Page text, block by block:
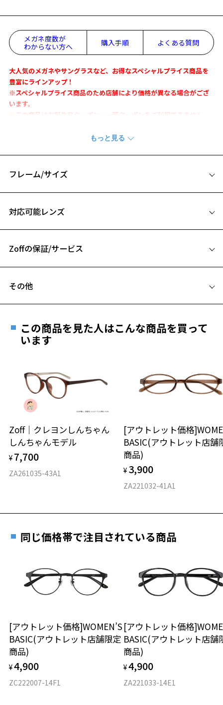
お気に入りリストは
メガネ度数が
わからない方へ
購入手順 よくある質問
大人気のメガネやサングラスなど、お得なスペシャルプライス商品を
豊富にラインアップ！
※スペシャルプライス商品のため店舗により価格が異なる場合がござ
います。
※この商品はお誕生日クーポン、一部クーポンをご利用できません。
細めシルエットでマルチに使いやすいメタルフレーム
『SUPER LIGHT METAL』
【デザイン】
耳と鼻にかかる重量負担が均等になるようなデザインになっていま
リムを可能な限り細くし、かけた時に自然な印象になるよう設計。
ほどよいサイズ感で、手元用や初めてメガネを使う方にもおすすめで
ZY232003-14F1：マルチに使える定番のブラック。
ZY232003-81F1：上品な雰囲気のパープル。
【スタイリングポイント】
知的でスマートな印象を演出してくれるスクエアフレームはビジネス
シーンには特におすすめです。
※この商品は一部店舗で販売している商品になります。
WOMEN’S BASIC 特集ページをみる
フレーム/サイズ
B ブリッジ(鼻部分)の横幅：17mm
お持ちのZoffメガネサイズを確認するには？
仕上がり寸法
D 仕上がりの横幅：約133mm
10.6g
※着脱式サングラス：デモレンズ、アタッチメント込みの重さ
タイプ
材質
フロント素材：メタル
対応可能レンズ
フレームとレンズの合計料金を知りたい方へ
Zoffの保証/サービス
安心1 フレーム１年間品質保証
きます。
※保証期間内に交換が行われた場合、保証期間は初期の期間から
延長されません。
安心2 視力測定無料
視力の変化を早めに発見するために、定期的な視
力測定をおすすめいたします。
安心3 かかり具合調整無料
す。
もっと見る
その他
ご希望のお客さまは、「レンズ交換券」をお選びのうえ、
最寄りのZoff実店舗にてレンズをお買い求めください。
※サングラスやパッケージ品では「レンズ交換券」はお選び
談ください。
＜メガネの度数情報がわからない方へ＞
オンラインストアでフレームのみ購入して、
実店舗で度付きにできます
ご購入時に「レンズ交換券」をお選びいただくと、実店舗で
度数を測定のうえ、度付きレンズ（標準セットレンズ）へ無
実店舗で度数を測定いただけます
お近くのZoff実店舗にて度数を測定いただけます（無料）。
その際は記入用紙をダウンロードしてお使いください。
ダウンロード
この商品を見た人はこんな商品を買って
います
Zoff｜クレヨンしんちゃん
しんちゃんモデル
¥ 7,700
ZA261035-43A1
[アウトレット価格
BASIC(アウトレット店舗
商品)
¥ 3,900
ZA221032-41A1
同じ価格帯で注目されている商品
[アウトレット価格]WOMEN’S
BASIC(アウトレット店舗限定
商品)
¥4,900
ZC222007-14F1
[アウトレット価格
BASIC(アウトレット店舗
商品)
¥4,900
ZA221033-14E1